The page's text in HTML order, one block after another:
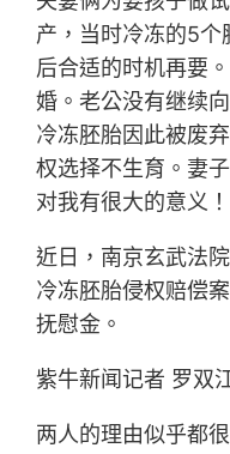
产，当时冷冻的5个
后合适的时机再要
婚。老公没有继续
冷冻胚胎因此被废
权选择不生育。妻
对我有很大的意义！
近日，南京玄武法
冷冻胚胎侵权赔偿
抚慰金。
紫牛新闻记者 罗双
两人的理由似乎都很